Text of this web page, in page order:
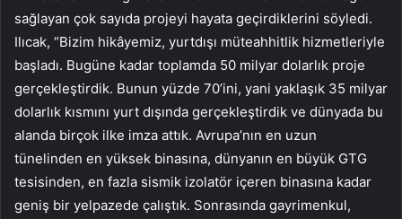
sağlayan çok sayıda projeyi hayata geçirdiklerini söyledi.
Ilıcak, “Bizim hikâyemiz, yurtdışı müteahhitlik hizmetleriyle
başladı. Bugüne kadar toplamda 50 milyar dolarlık proje
gerçekleştirdik. Bunun yüzde 70’ini, yani yaklaşık 35 milyar
dolarlık kısmını yurt dışında gerçekleştirdik ve dünyada bu
alanda birçok ilke imza attık. Avrupa’nın en uzun
tünelinden en yüksek binasına, dünyanın en büyük GTG
tesisinden, en fazla sismik izolatör içeren binasına kadar
geniş bir yelpazede çalıştık. Sonrasında gayrimenkul,